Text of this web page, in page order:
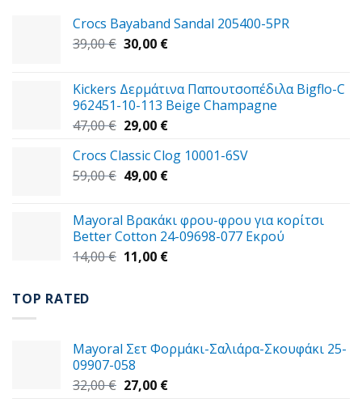
Crocs Bayaband Sandal 205400-5PR
39,00€ Original
39,00 €.
30,00 €Η
είναι:
30,00 €.
Kickers Δερμάτινα Παπουτσοπέδιλα Bigflo-C
962451-10-113 Beige Champagne
47,00€ Original
was:
47,00 €.
29,00 €Η
τιμή
είναι:
Crocs Classic Clog 10001-6SV
59,00€ Original
59,00 €.
49,00 €Η
είναι:
49,00 €.
Mayoral Βρακάκι φρου-φρου για κορίτσι
Better Cotton 24-09698-077 Εκρού
14,00€ Original
11,00 €Η
TOP RATED
Mayoral Σετ Φορμάκι-Σαλιάρα-Σκουφάκι 25-
09907-058
32,00€ Original
27,00 €Η